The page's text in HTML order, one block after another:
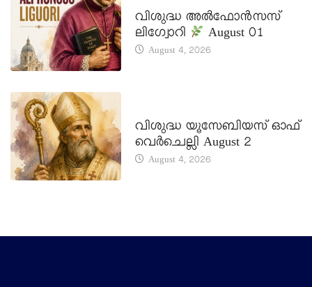
വിശുദ്ധ അൽഫോൻസസ്
ലിഗ്വോറി
August 01
August 4, 2026
വിശുദ്ധ യൂസേബിയസ് ഓഫ്
വെർചെല്ലി August 2
August 4, 2026